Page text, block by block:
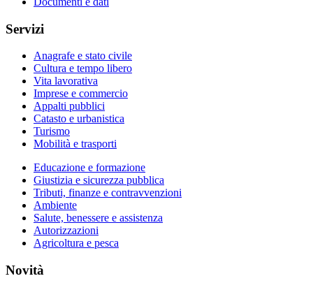
Servizi
Anagrafe e stato civile
Cultura e tempo libero
Vita lavorativa
Imprese e commercio
Appalti pubblici
Catasto e urbanistica
Turismo
Mobilità e trasporti
Educazione e formazione
Giustizia e sicurezza pubblica
Tributi, finanze e contravvenzioni
Ambiente
Salute, benessere e assistenza
Autorizzazioni
Agricoltura e pesca
Novità